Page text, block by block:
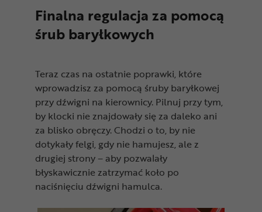
Finalna regulacja za pomocą
śrub baryłkowych
Teraz czas na ostatnie poprawki, które
wprowadzisz za pomocą śruby baryłkowej
przy dźwigni na kierownicy. Pilnuj przy tym,
by klocki nie znajdowały się za daleko ani
za blisko obręczy. Chodzi o to, by nie
dotykały felgi, gdy nie hamujesz, ale z
drugiej strony – aby pozwalały
błyskawicznie zatrzymać koło po
naciśnięciu dźwigni hamulca.